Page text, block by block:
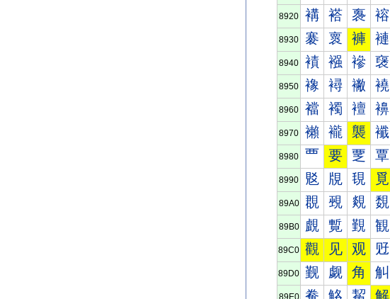
8920 褠 褡 褢 褣
8930 褰 褱 褲 褳
8940 襀 襁 襂 襃
8950 襐 襑 襒 襓
8960 襠 襡 襢 襣
8970 襰 襱 襲 襳
8980 覀 要 覂 覃
8990 覐 覑 覒 覓
89A0 覠 覡 覢 覣
89B0 覰 覱 覲 観
89C0 觀 见 观 觃
89D0 觐 觑 角 觓
89E0 觠 觡 觢 解